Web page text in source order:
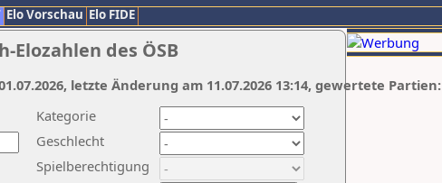
Elo Vorschau Elo FIDE
des ÖSB
Kategorie
Geschlecht
Spielberechtigung
letzte Änderung am 11.07.2026 13:14, gewertete Partien: